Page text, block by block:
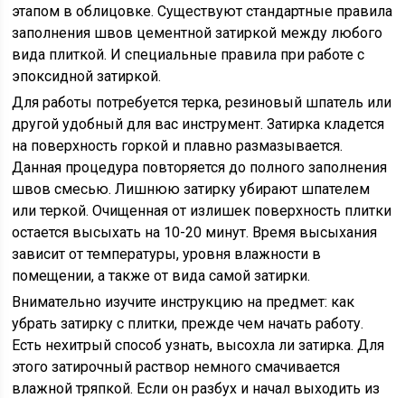
этапом в облицовке. Существуют стандартные правила
заполнения швов цементной затиркой между любого
вида плиткой. И специальные правила при работе с
эпоксидной затиркой.
Для работы потребуется терка, резиновый шпатель или
другой удобный для вас инструмент. Затирка кладется
на поверхность горкой и плавно размазывается.
Данная процедура повторяется до полного заполнения
швов смесью. Лишнюю затирку убирают шпателем
или теркой. Очищенная от излишек поверхность плитки
остается высыхать на 10-20 минут. Время высыхания
зависит от температуры, уровня влажности в
помещении, а также от вида самой затирки.
Внимательно изучите инструкцию на предмет: как
убрать затирку с плитки, прежде чем начать работу.
Есть нехитрый способ узнать, высохла ли затирка. Для
этого затирочный раствор немного смачивается
влажной тряпкой. Если он разбух и начал выходить из